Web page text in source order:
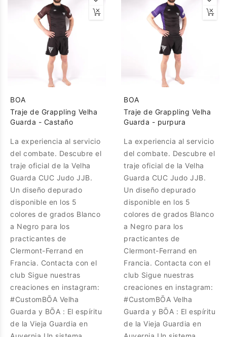
BOA
Traje de Grappling Velha
Guarda - Castaño
La experiencia al servicio
del combate. Descubre el
traje oficial de la Velha
Guarda CUC Judo JJB.
Un diseño depurado
disponible en los 5
colores de grados Blanco
a Negro para los
practicantes de
Clermont-Ferrand en
Francia. Contacta con el
club Sigue nuestras
creaciones en instagram:
#CustomBŌA Velha
Guarda y BŌA : El espíritu
de la Vieja Guardia en
BOA
Traje de Grappling Velha
Guarda - purpura
La experiencia al servicio
del combate. Descubre el
traje oficial de la Velha
Guarda CUC Judo JJB.
Un diseño depurado
disponible en los 5
colores de grados Blanco
a Negro para los
practicantes de
Clermont-Ferrand en
Francia. Contacta con el
club Sigue nuestras
creaciones en instagram:
#CustomBŌA Velha
Guarda y BŌA : El espíritu
de la Vieja Guardia en